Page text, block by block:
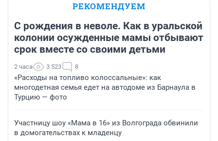
РЕКОМЕНДУЕМ
С рождения в неволе. Как в уральской
колонии осужденные мамы отбывают
срок вместе со своими детьми
2 часа 3 523 8
«Расходы на топливо колоссальные»: как
многодетная семья едет на автодоме из Барнаула в
Турцию — фото
Участницу шоу «Мама в 16» из Волгограда обвинили
в домогательствах к младенцу